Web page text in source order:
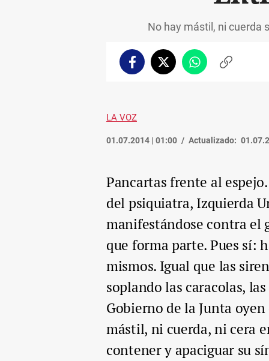
No hay mástil, ni cuerda
FacebookTwitterWhatsappCopiar
LA VOZ
01.07.2014 | 01:00 Actualizado:
Pancartas frente al
del psiquiatra, Izquierda
manifestándose contra el
que forma parte. Pues sí:
mismos. Igual que las
soplando las caracolas,
Gobierno de la Junta
mástil, ni cuerda, ni cera
contener y apaciguar su